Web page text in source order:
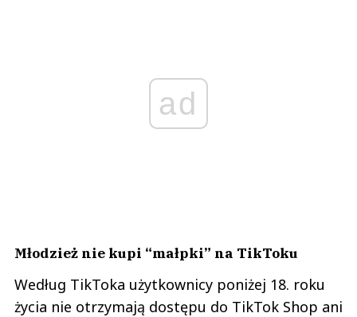
ad
Młodzież nie kupi “małpki” na TikToku
Według TikToka użytkownicy poniżej 18. roku
życia nie otrzymają dostępu do TikTok Shop ani